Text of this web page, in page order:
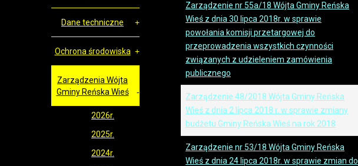
Zarządzenie nr 55a/18 Wójta Gminy Reńska
Wieś z dnia 30 lipca 2018r. w sprawie
powołania komisji przetargowej do
przeprowadzenia wszystkich czynności
związanych z udzieleniem zamówienia
publicznego
Zarządzenie 48/2018 Wójta Gminy Reńska
Wieś z dnia 2 lipca 2018 r. w sprawie zmiany
budżetu Gminy Reńska Wieś na rok 2018
Zarządzenie nr 53/18 Wójta Gminy Reńska
Wieś z dnia 24 lipca 2018r. w sprawie zmian do
Dane techniczne
Ochrona środowiska
Zarządzenia Wójta
Gminy Reńska Wieś
2026r.
2025r.
2024r.